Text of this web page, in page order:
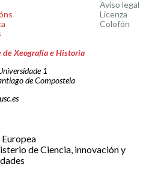
Aviso legal
Licenza
Colofón
de Xeografía e Historia
1
de Compostela